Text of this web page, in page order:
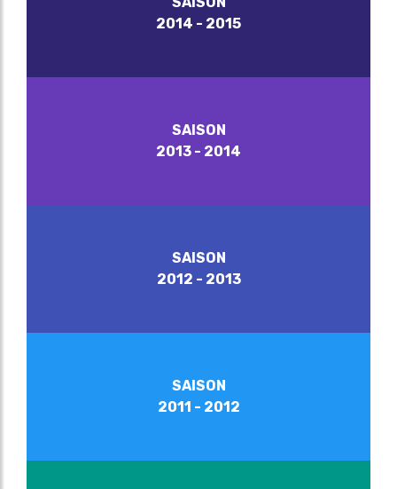
2014 - 2015
SAISON
2013 - 2014
SAISON
2012 - 2013
SAISON
2011 - 2012